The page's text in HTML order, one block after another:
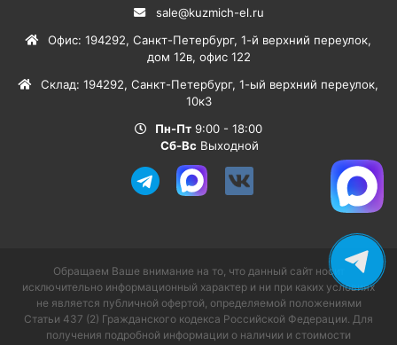
sale@kuzmich-el.ru
Офис: 194292, Санкт-Петербург, 1-й верхний переулок,
дом 12в, офис 122
Склад: 194292, Санкт-Петербург, 1-ый верхний переулок,
10к3
Пн-Пт 9:00 - 18:00
Сб-Вс Выходной
Обращаем Ваше внимание на то, что данный сайт носит
исключительно информационный характер и ни при каких условиях
не является публичной офертой, определяемой положениями
Статьи 437 (2) Гражданского кодекса Российской Федерации. Для
получения подробной информации о наличии и стоимости